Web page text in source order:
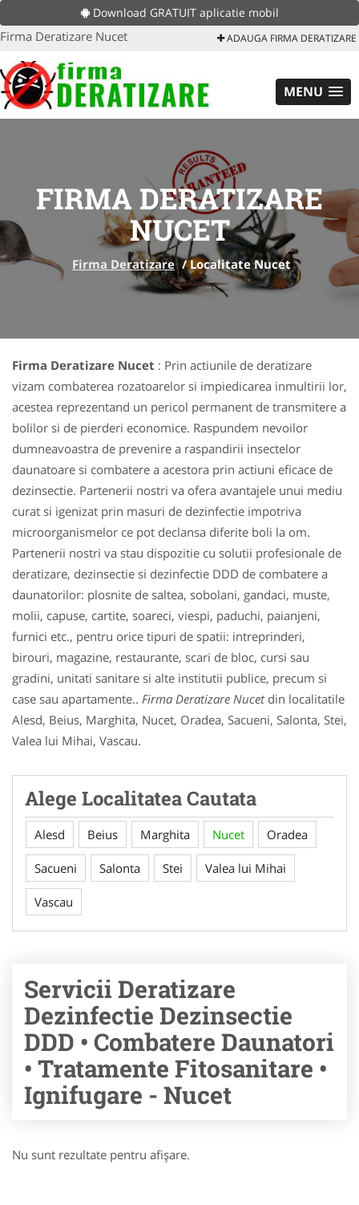
Download GRATUIT aplicatie mobil
Firma Deratizare Nucet ADAUGA FIRMA DERATIZARE
MENU
FIRMA DERATIZARE
NUCET
Firma Deratizare /Localitate Nucet
Firma Deratizare Nucet : Prin actiunile de deratizare
vizam combaterea rozatoarelor si impiedicarea inmultirii lor,
acestea reprezentand un pericol permanent de transmitere a
bolilor si de pierderi economice. Raspundem nevoilor
dumneavoastra de prevenire a raspandirii insectelor
daunatoare si combatere a acestora prin actiuni eficace de
dezinsectie. Partenerii nostri va ofera avantajele unui mediu
curat si igenizat prin masuri de dezinfectie impotriva
microorganismelor ce pot declansa diferite boli la om.
Partenerii nostri va stau dispozitie cu solutii profesionale de
deratizare, dezinsectie si dezinfectie DDD de combatere a
daunatorilor: plosnite de saltea, sobolani, gandaci, muste,
molii, capuse, cartite, soareci, viespi, paduchi, paianjeni,
furnici etc., pentru orice tipuri de spatii: intreprinderi,
birouri, magazine, restaurante, scari de bloc, cursi sau
gradini, unitati sanitare si alte institutii publice, precum si
case sau apartamente.. Firma Deratizare Nucet din localitatile
Alesd, Beius, Marghita, Nucet, Oradea, Sacueni, Salonta, Stei,
Valea lui Mihai, Vascau.
Alege Localitatea Cautata
Alesd Beius Marghita Nucet Oradea
Sacueni Salonta Stei Valea lui Mihai
Vascau
Servicii Deratizare
Dezinfectie Dezinsectie
DDD • Combatere Daunatori
• Tratamente Fitosanitare •
Ignifugare - Nucet
Nu sunt rezultate pentru afişare.